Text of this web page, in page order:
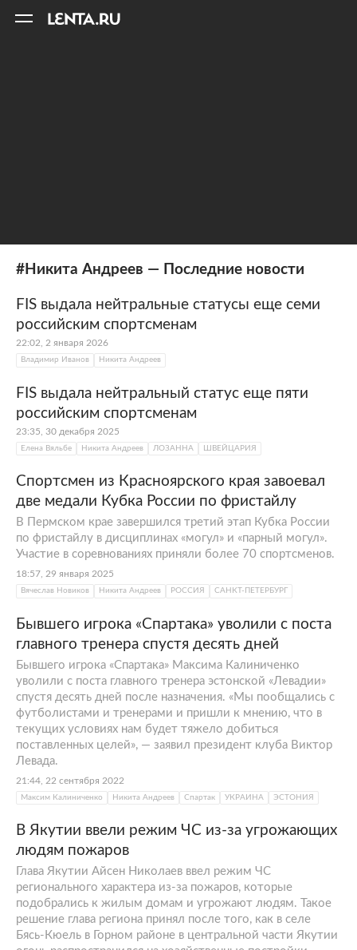
#Никита Андреев — Последние новости
FIS выдала нейтральные статусы еще семи
российским спортсменам
22:02, 2 января 2026
Владимир Иванов Никита Андреев
FIS выдала нейтральный статус еще пяти
российским спортсменам
23:35, 30 декабря 2025
Елена Вяльбе Никита Андреев ЛОЗАННА ШВЕЙЦАРИЯ
Спортсмен из Красноярского края завоевал
две медали Кубка России по фристайлу
В Пермском крае завершился третий этап Кубка России
по фристайлу в дисциплинах «могул» и «парный могул».
Участие в соревнованиях приняли более 70 спортсменов.
18:57, 29 января 2025
Вячеслав Новиков Никита Андреев РОССИЯ САНКТ-ПЕТЕРБУРГ
Бывшего игрока «Спартака» уволили с поста
главного тренера спустя десять дней
Бывшего игрока «Спартака» Максима Калиниченко
уволили с поста главного тренера эстонской «Левадии»
спустя десять дней после назначения. «Мы пообщались с
футболистами и тренерами и пришли к мнению, что в
текущих условиях нам будет тяжело добиться
поставленных целей», — заявил президент клуба Виктор
Левада.
21:44, 22 сентября 2022
Максим Калиниченко Никита Андреев Спартак УКРАИНА ЭСТОНИЯ
В Якутии ввели режим ЧС из-за угрожающих
людям пожаров
Глава Якутии Айсен Николаев ввел режим ЧС
регионального характера из-за пожаров, которые
подобрались к жилым домам и угрожают людям. Такое
решение глава региона принял после того, как в селе
Бясь-Кюель в Горном районе в центральной части Якутии